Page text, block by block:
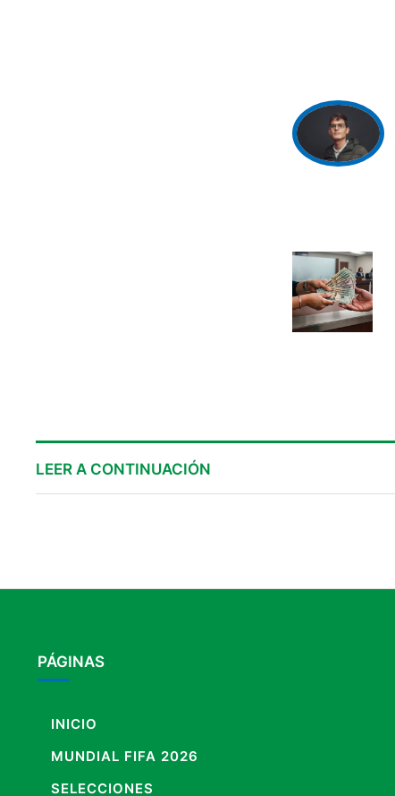
LEER A CONTINUACIÓN
PÁGINAS
INICIO
MUNDIAL FIFA 2026
SELECCIONES